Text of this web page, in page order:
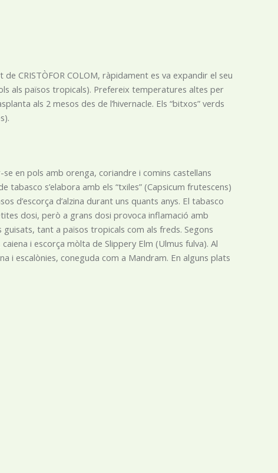
CRISTÒFOR COLOM, ràpidament es va expandir el seu
als països tropicals). Prefereix temperatures altes per
als 2 mesos des de l’hivernacle. Els “bitxos” verds
en pols amb orenga, coriandre i comins castellans
tabasco s’elabora amb els “txiles” (Capsicum frutescens)
d’escorça d’alzina durant uns quants anys. El tabasco
dosi, però a grans dosi provoca inflamació amb
tant a països tropicals com als freds. Segons
i escorça mòlta de Slippery Elm (Ulmus fulva). Al
i escalònies, coneguda com a Mandram. En alguns plats